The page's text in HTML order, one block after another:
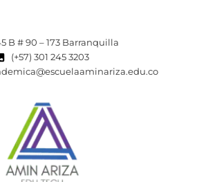
B # 90 – 173 Barranquilla
(+57) 301 245 3203